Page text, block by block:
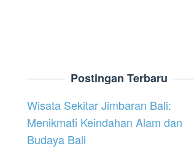
Postingan Terbaru
Wisata Sekitar Jimbaran Bali:
Menikmati Keindahan Alam dan
Budaya Bali